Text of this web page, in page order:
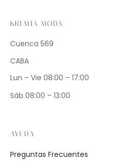
KREMIA MODA
Cuenca 569
CABA
Lun – Vie 08:00 – 17:00
Sáb 08:00 – 13:00
AYUDA
Preguntas Frecuentes